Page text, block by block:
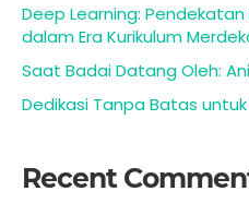
Deep Learning:
dalam Era Kurikulum
Saat Badai Datang Oleh:
Dedikasi Tanpa Batas
Recent